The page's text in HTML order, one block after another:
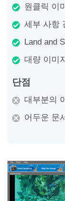
원클릭 이
세부 사항
Land and
대량 이미
단점
대부분의
어두운 문